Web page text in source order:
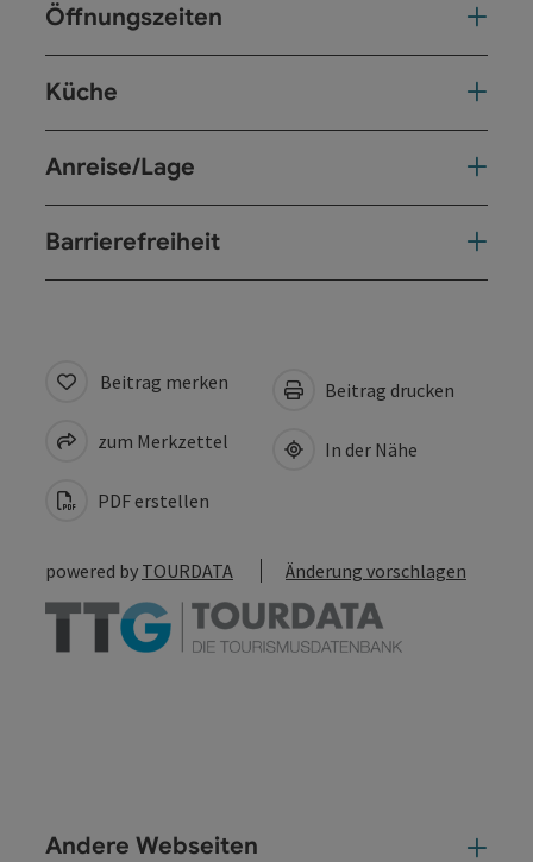
Öffnungszeiten
Küche
Anreise/Lage
Barrierefreiheit
Beitrag merken
zum Merkzettel
PDF erstellen
Beitrag drucken
In der Nähe
powered by TOURDATA Änderung vorschlagen
Andere Webseiten